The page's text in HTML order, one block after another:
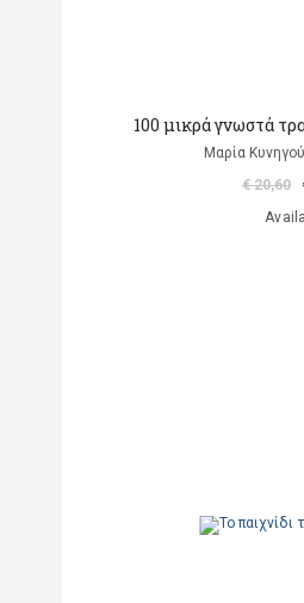
100 μικρά γνωστά
Μαρία
€ 20,60